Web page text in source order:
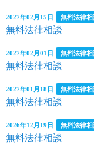
2026年08月09日
2026年07月19日
2026年07月08日
2027年02月15日 無料法律相
無料法律相談
2027年02月01日 無料法律相
無料法律相談
2027年01月18日 無料法律相
無料法律相談
2026年12月19日 無料法律相
無料法律相談